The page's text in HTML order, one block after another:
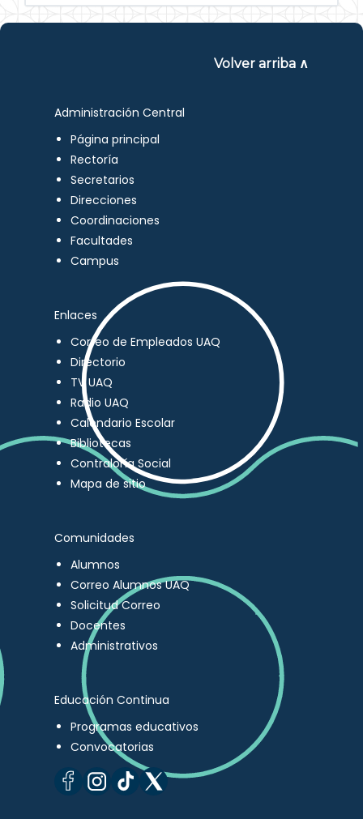
Volver arriba ∧
Administración Central
Página principal
Rectoría
Secretarios
Direcciones
Coordinaciones
Facultades
Campus
Enlaces
Correo de Empleados UAQ
Directorio
TV UAQ
Radio UAQ
Calendario Escolar
Bibliotecas
Contraloría Social
Mapa de sitio
Comunidades
Alumnos
Correo Alumnos UAQ
Solicitud Correo
Docentes
Administrativos
Educación Continua
Programas educativos
Convocatorias